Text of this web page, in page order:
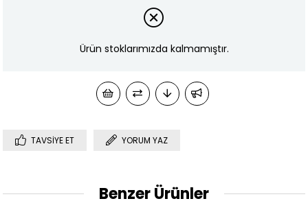
Ürün stoklarımızda kalmamıştır.
TAVSIYE ET YORUM YAZ
Benzer Ürünler